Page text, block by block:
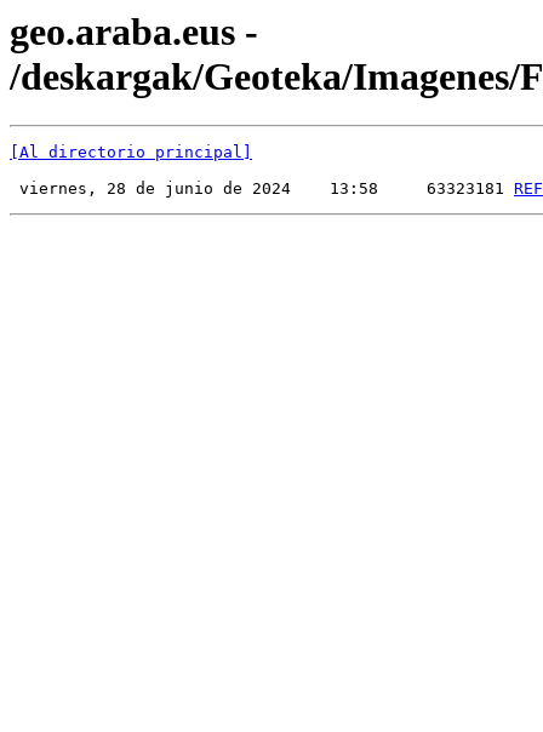
geo.araba.eus -
/deskargak/Geoteka/Imagenes/
[Al directorio principal]
viernes, 28 de junio de 2024    13:58     63323181